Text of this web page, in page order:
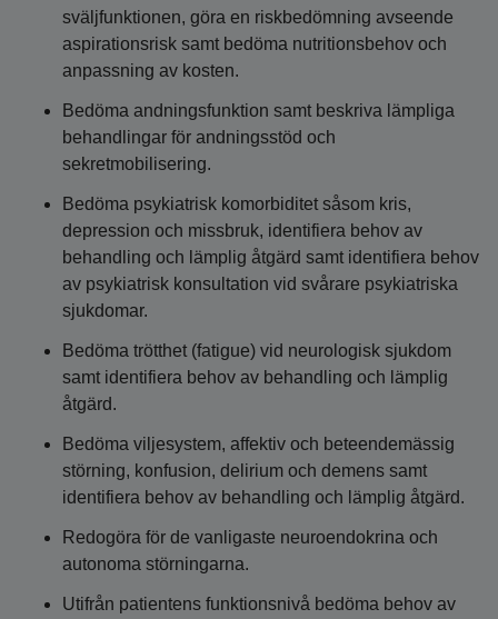
sväljfunktionen, göra en riskbedömning avseende
aspirationsrisk samt bedöma nutritionsbehov och
anpassning av kosten.
Bedöma andningsfunktion samt beskriva lämpliga
behandlingar för andningsstöd och
sekretmobilisering.
Bedöma psykiatrisk komorbiditet såsom kris,
depression och missbruk, identifiera behov av
behandling och lämplig åtgärd samt identifiera behov
av psykiatrisk konsultation vid svårare psykiatriska
sjukdomar.
Bedöma trötthet (fatigue) vid neurologisk sjukdom
samt identifiera behov av behandling och lämplig
åtgärd.
Bedöma viljesystem, affektiv och beteendemässig
störning, konfusion, delirium och demens samt
identifiera behov av behandling och lämplig åtgärd.
Redogöra för de vanligaste neuroendokrina och
autonoma störningarna.
Utifrån patientens funktionsnivå bedöma behov av